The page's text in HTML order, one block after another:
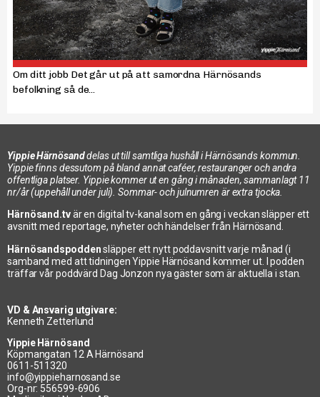
Om ditt jobb Det går ut på att samordna Härnösands
befolkning så de...
Yippie Härnösanddelas ut till samtliga hushåll i Härnösands kommun.
Yippie finns dessutom på bland annat caféer, restauranger och andra
offentliga platser. Yippie kommer ut en gång i månaden, sammanlagt 11
nr/år (uppehåll under juli). Sommar- och julnumren är extra tjocka.
Härnösand.tvär en digital tv-kanal som en gång i veckan släpper ett
avsnitt med reportage, nyheter och händelser från Härnösand.
Härnösandspoddensläpper ett nytt poddavsnitt varje månad (i
samband med att tidningen Yippie Härnösand kommer ut. I podden
träffar vår poddvärd Dag Jonzon nya gäster som är aktuella i stan.
VD & Ansvarig utgivare:
Kenneth Zetterlund
Yippie Härnösand
Köpmangatan 12 A Härnösand
0611-511320
info@yippieharnosand.se
Org-nr: 556599-6906